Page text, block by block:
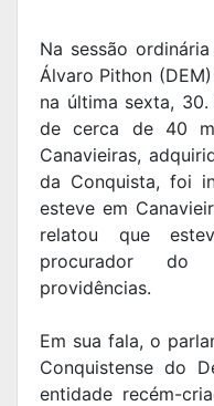
Na sessão
Álvaro Pithon
na última sexta,
de cerca de 40
Canavieiras,
da Conquista, foi
esteve em
relatou que
procurador do
providências.
Em sua fala, o
Conquistense do
entidade recém-